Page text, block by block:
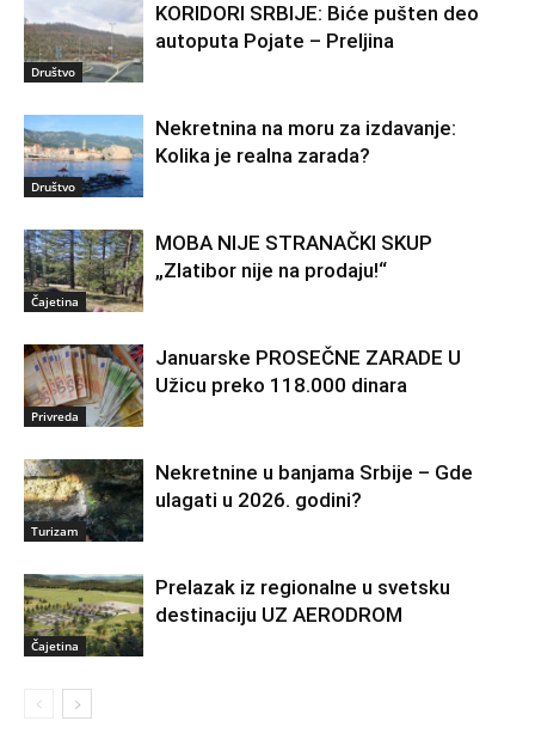
Društvo
KORIDORI SRBIJE: Biće pušten deo
autoputa Pojate – Preljina
Društvo
Nekretnina na moru za izdavanje:
Kolika je realna zarada?
Čajetina
MOBA NIJE STRANAČKI SKUP
„Zlatibor nije na prodaju!“
Privreda
Januarske PROSEČNE ZARADE U
Užicu preko 118.000 dinara
Turizam
Nekretnine u banjama Srbije – Gde
ulagati u 2026. godini?
Čajetina
Prelazak iz regionalne u svetsku
destinaciju UZ AERODROM